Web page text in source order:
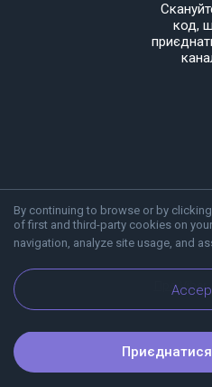
By continuing to browse or by
of first and third-party cookies on
navigation, analyze site usage, and
код,
Про Viber